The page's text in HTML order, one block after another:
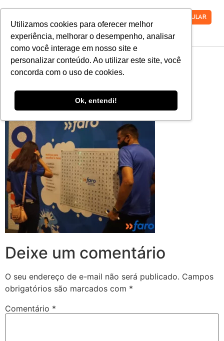
Utilizamos cookies para oferecer melhor
experiência, melhorar o desempenho, analisar
como você interage em nosso site e
personalizar conteúdo. Ao utilizar este site, você
concorda com o uso de cookies.
Ok, entendi!
VESTIBULAR
3
Deixe um comentário
O seu endereço de e-mail não será publicado. Campos
obrigatórios são marcados com *
Comentário *